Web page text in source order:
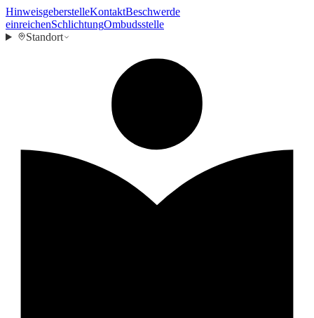
HinweisgeberstelleKontaktBeschwerde
einreichenSchlichtungOmbudsstelle
Standort